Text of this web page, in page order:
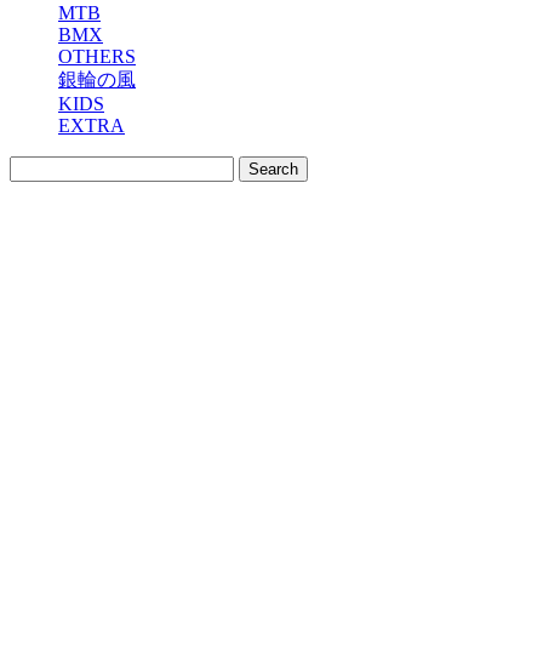
MTB
BMX
OTHERS
銀輪の風
KIDS
EXTRA